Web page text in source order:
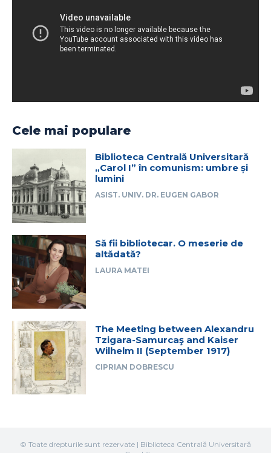
Cele mai populare
Biblioteca Centrală Universitară
„Carol I” în comunism: umbre și
lumini
ASIST. UNIV. DR. EUGEN GABOR
Să fii bibliotecar. O meserie de
altădată?
LAURA MATEI
The Meeting between Alexandru
Tzigara-Samurcaş and Kaiser
Wilhelm II (September 1917)
CIPRIAN DOBRESCU
© Toate drepturile sunt rezervate | Biblioteca Centrală Universitară